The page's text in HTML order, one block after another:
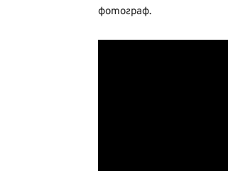
фотограф.